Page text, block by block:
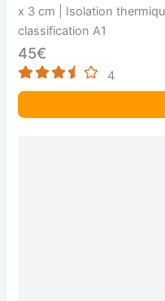
x 3 cm | Isolation
classification A1
45€
4